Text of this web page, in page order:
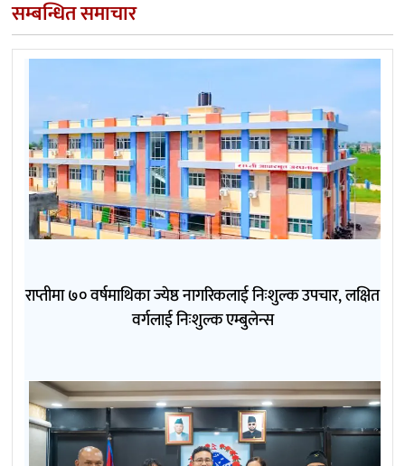
सम्बन्धित समाचार
राप्तीमा ७० वर्षमाथिका ज्येष्ठ नागरिकलाई निःशुल्क उपचार, लक्षित
वर्गलाई निःशुल्क एम्बुलेन्स